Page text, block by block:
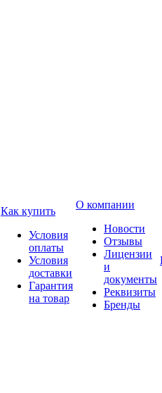
Как купить
Условия
оплаты
Условия
доставки
Гарантия
на товар
О компании
Новости
Отзывы
Лицензии
и
документы
Реквизиты
Бренды